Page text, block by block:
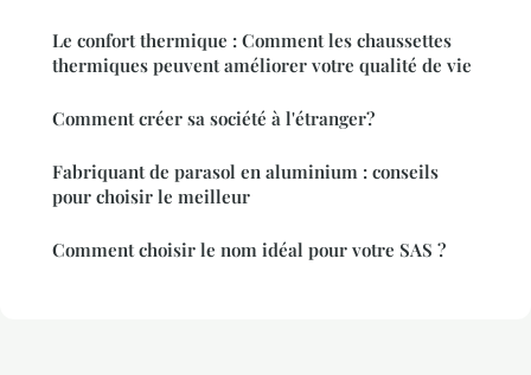
Le confort thermique : Comment les chaussettes
thermiques peuvent améliorer votre qualité de vie
Comment créer sa société à l'étranger?
Fabriquant de parasol en aluminium : conseils
pour choisir le meilleur
Comment choisir le nom idéal pour votre SAS ?